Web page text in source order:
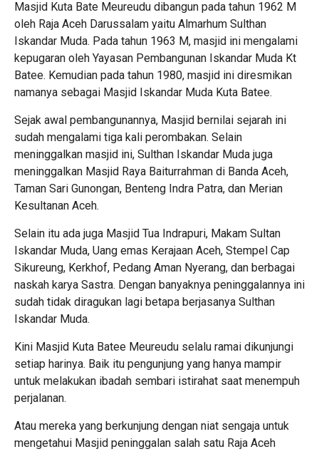
Masjid Kuta Bate Meureudu dibangun pada tahun 1962 M
oleh Raja Aceh Darussalam yaitu Almarhum Sulthan
Iskandar Muda. Pada tahun 1963 M, masjid ini mengalami
kepugaran oleh Yayasan Pembangunan Iskandar Muda Kt
Batee. Kemudian pada tahun 1980, masjid ini diresmikan
namanya sebagai Masjid Iskandar Muda Kuta Batee.
Sejak awal pembangunannya, Masjid bernilai sejarah ini
sudah mengalami tiga kali perombakan. Selain
meninggalkan masjid ini, Sulthan Iskandar Muda juga
meninggalkan Masjid Raya Baiturrahman di Banda Aceh,
Taman Sari Gunongan, Benteng Indra Patra, dan Merian
Kesultanan Aceh.
Selain itu ada juga Masjid Tua Indrapuri, Makam Sultan
Iskandar Muda, Uang emas Kerajaan Aceh, Stempel Cap
Sikureung, Kerkhof, Pedang Aman Nyerang, dan berbagai
naskah karya Sastra. Dengan banyaknya peninggalannya ini
sudah tidak diragukan lagi betapa berjasanya Sulthan
Iskandar Muda.
Kini Masjid Kuta Batee Meureudu selalu ramai dikunjungi
setiap harinya. Baik itu pengunjung yang hanya mampir
untuk melakukan ibadah sembari istirahat saat menempuh
perjalanan.
Atau mereka yang berkunjung dengan niat sengaja untuk
mengetahui Masjid peninggalan salah satu Raja Aceh